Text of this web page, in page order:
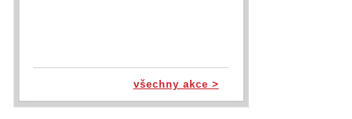
všechny akce >